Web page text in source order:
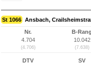
St 1066 Ansbach,
Nr.
4.704
(4.706)
B-Rang
10.042
(7.638)
DTV
SV